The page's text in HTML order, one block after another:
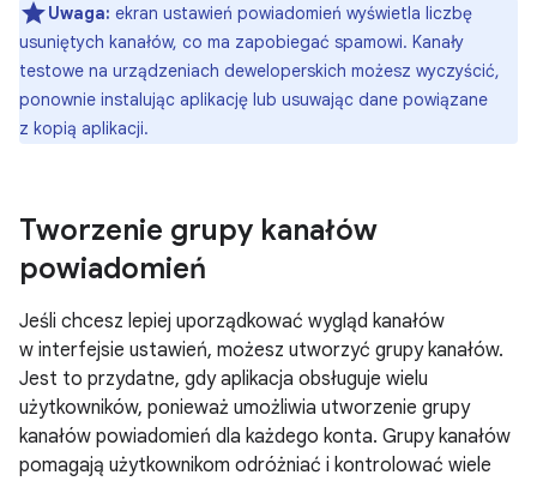
Uwaga: ekran ustawień powiadomień wyświetla liczbę
usuniętych kanałów, co ma zapobiegać spamowi. Kanały
testowe na urządzeniach deweloperskich możesz wyczyścić,
ponownie instalując aplikację lub usuwając dane powiązane
z kopią aplikacji.
Tworzenie grupy kanałów
powiadomień
Jeśli chcesz lepiej uporządkować wygląd kanałów
w interfejsie ustawień, możesz utworzyć grupy kanałów.
Jest to przydatne, gdy aplikacja obsługuje wielu
użytkowników, ponieważ umożliwia utworzenie grupy
kanałów powiadomień dla każdego konta. Grupy kanałów
pomagają użytkownikom odróżniać i kontrolować wiele